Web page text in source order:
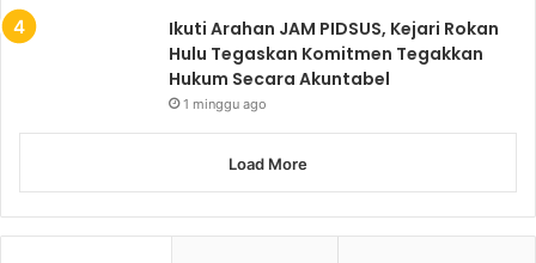
Ikuti Arahan JAM PIDSUS, Kejari Rokan
Hulu Tegaskan Komitmen Tegakkan
Hukum Secara Akuntabel
1 minggu ago
Load More